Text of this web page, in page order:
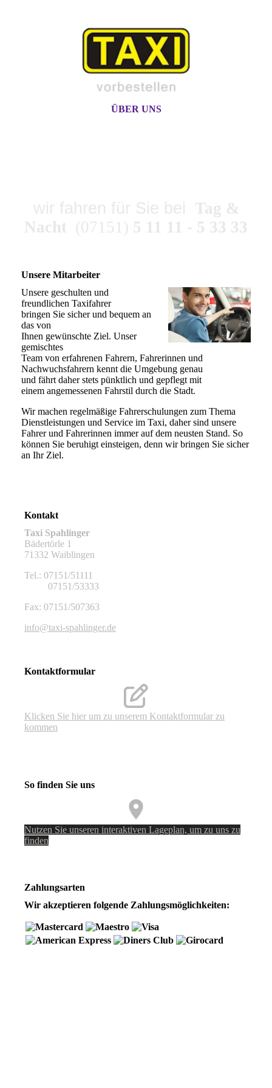
ÜBER UNS
Unsere Mitarbeiter
Unsere geschulten und
freundlichen Taxifahrer
bringen Sie sicher und bequem an
das von
Ihnen gewünschte Ziel. Unser
gemischtes
Team von erfahrenen Fahrern, Fahrerinnen und
Nachwuchsfahrern kennt die Umgebung genau
und fährt daher stets pünktlich und gepflegt mit
einem angemessenen Fahrstil durch die Stadt.
Wir machen regelmäßige Fahrerschulungen zum Thema
Dienstleistungen und Service im Taxi, daher sind unsere
Fahrer und Fahrerinnen immer auf dem neusten Stand. So
können Sie beruhigt einsteigen, denn wir bringen Sie sicher
an Ihr Ziel.
Kontakt
Taxi Spahlinger
Bädertörle 1
71332 Waiblingen
Tel.: 07151/51111
07151/53333
Fax: 07151/507363
info@taxi-spahlinger.de
Kontaktformular
Klicken Sie hier um zu unserem Kon­takt­for­mu­lar zu
kommen
So finden Sie uns
Nutzen Sie unseren interaktiven La­ge­plan, um zu uns zu
finden
Zahlungsarten
Wir akzeptieren folgende Zahlungsmöglichkeiten: